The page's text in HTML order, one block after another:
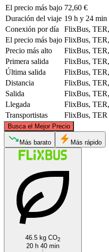
El precio más bajo 72,60 €
Duración del viaje 19 h y 24 min
Conexión por día
FlixBus,
El precio más bajo FlixBus,
Precio más alto
FlixBus,
Primera salida
FlixBus,
Última salida
FlixBus,
Distancia
FlixBus,
Salida
FlixBus,
Llegada
FlixBus,
Transportistas
FlixBus, TER
Busca el Mejor Precio
Más barato Más rápido
46.5 kg CO2
20 h 40 min